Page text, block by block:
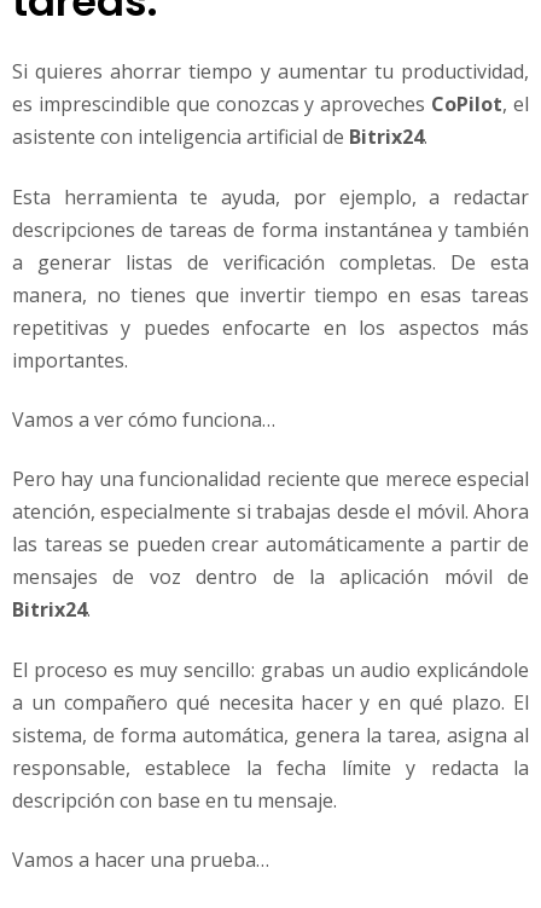
Si quieres ahorrar tiempo y aumentar tu productividad,
es imprescindible que conozcas y aproveches CoPilot, el
asistente con inteligencia artificial de Bitrix24.
Esta herramienta te ayuda, por ejemplo, a redactar
descripciones de tareas de forma instantánea y también
a generar listas de verificación completas. De esta
manera, no tienes que invertir tiempo en esas tareas
repetitivas y puedes enfocarte en los aspectos más
importantes.
Vamos a ver cómo funciona…
Pero hay una funcionalidad reciente que merece especial
atención, especialmente si trabajas desde el móvil. Ahora
las tareas se pueden crear automáticamente a partir de
mensajes de voz dentro de la aplicación móvil de
Bitrix24.
El proceso es muy sencillo: grabas un audio explicándole
a un compañero qué necesita hacer y en qué plazo. El
sistema, de forma automática, genera la tarea, asigna al
responsable, establece la fecha límite y redacta la
descripción con base en tu mensaje.
Vamos a hacer una prueba…